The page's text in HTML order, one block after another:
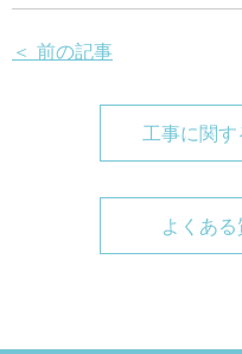
＜ 前の記事
工事に関
よくあ